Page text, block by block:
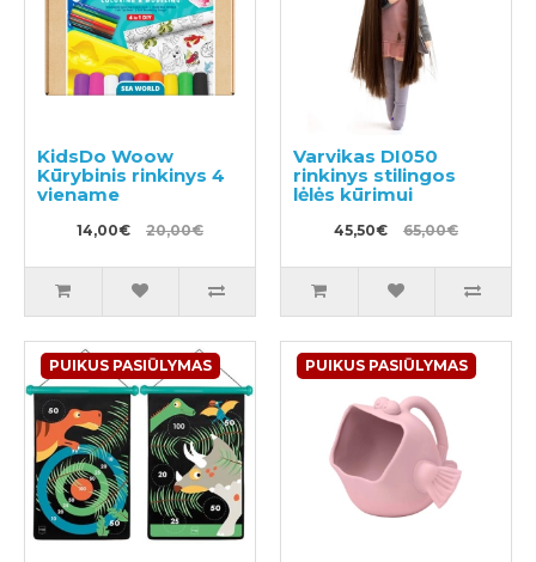
KidsDo Woow
Kūrybinis rinkinys 4
viename
14,00€ 20,00€
Varvikas DI050
rinkinys stilingos
lėlės kūrimui
45,50€ 65,00€
PUIKUS PASIŪLYMAS PUIKUS PASIŪLYMAS